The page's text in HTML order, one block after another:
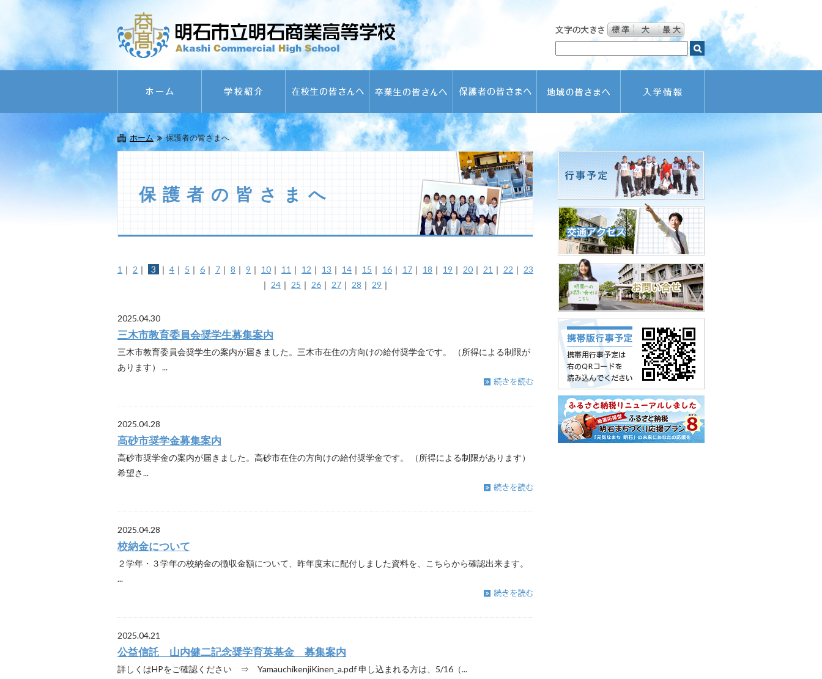
ホーム 保護者の皆さまへ
保護者の皆さまへ
1 ｜ 2 ｜ 3 ｜ 4 ｜ 5 ｜ 6 ｜ 7 ｜ 8 ｜ 9 ｜ 10 ｜ 11 ｜ 12 ｜ 13 ｜ 14 ｜ 15 ｜ 16 ｜ 17 ｜ 18 ｜ 19 ｜ 20 ｜ 21 ｜ 22 ｜ 23
｜ 24 ｜ 25 ｜ 26 ｜ 27 ｜ 28 ｜ 29 ｜
2025.04.30
三木市教育委員会奨学生募集案内
三木市教育委員会奨学生の案内が届きました。三木市在住の方向けの給付奨学金です。 （所得による制限が
あります） ...
2025.04.28
高砂市奨学金募集案内
高砂市奨学金の案内が届きました。高砂市在住の方向けの給付奨学金です。 （所得による制限があります）
希望さ...
2025.04.28
校納金について
２学年・３学年の校納金の徴収金額について、昨年度末に配付しました資料を、こちらから確認出来ます。
...
2025.04.21
公益信託 山内健二記念奨学育英基金 募集案内
詳しくはHPをご確認ください ⇒ YamauchikenjiKinen_a.pdf 申し込まれる方は、5/16（...